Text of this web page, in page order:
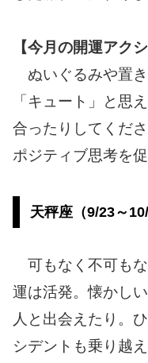
【今月の開運アクシ
ぬいぐるみや置き
「キュート」と思
合ったりしてくだ
ポジティブ思考を
天秤座（9/23～
可もなく不可も
運は活発。懐かし
人と出会えたり。
シデントも乗り越